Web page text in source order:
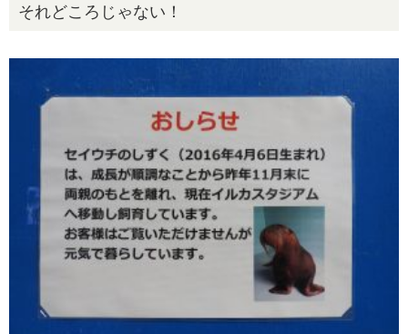
それどころじゃない！